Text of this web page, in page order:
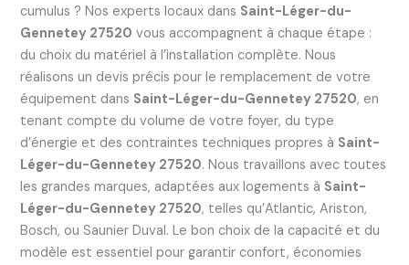
cumulus ? Nos experts locaux dans Saint-Léger-du-
Gennetey 27520 vous accompagnent à chaque étape :
du choix du matériel à l’installation complète. Nous
réalisons un devis précis pour le remplacement de votre
équipement dans Saint-Léger-du-Gennetey 27520, en
tenant compte du volume de votre foyer, du type
d’énergie et des contraintes techniques propres à Saint-
Léger-du-Gennetey 27520. Nous travaillons avec toutes
les grandes marques, adaptées aux logements à Saint-
Léger-du-Gennetey 27520, telles qu’Atlantic, Ariston,
Bosch, ou Saunier Duval. Le bon choix de la capacité et du
modèle est essentiel pour garantir confort, économies